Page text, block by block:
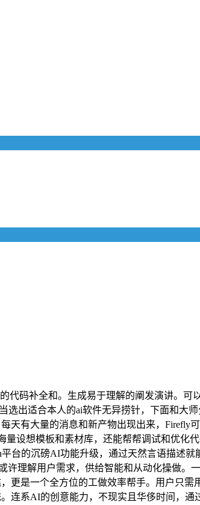
码补全和。生成易于理解的阐发演讲。可
选出适合本人的ai软件无异捞针，下面和大
天有大量的消息和新产物出现出来，Firefly
设想模板和素材库，还能帮帮调试和优化
台的沉磅AI功能升级，通过天然言语描述
许理解用户需求，供给智能和从动化操做
是一个全方位的工做效率帮手。用户只需
连系AI的创意能力，不现实且华侈时间，